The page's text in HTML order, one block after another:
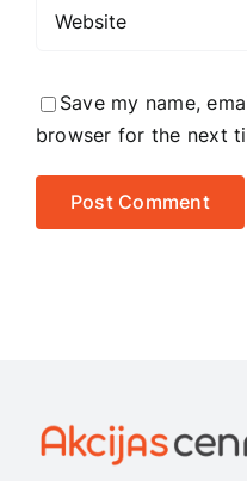
Save my name,
browser for the next